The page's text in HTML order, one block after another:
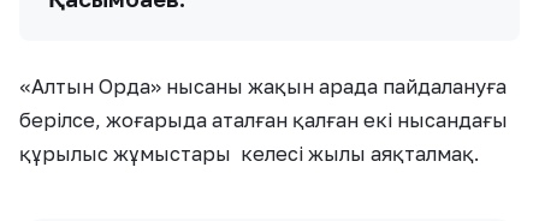
«Алтын Орда» нысаны жақын арада пайдалануға
берілсе, жоғарыда аталған қалған екі нысандағы
құрылыс жұмыстары келесі жылы аяқталмақ.